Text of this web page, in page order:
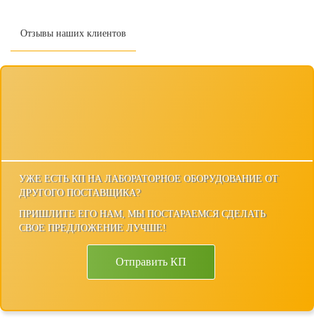
УЖЕ ЕСТЬ КП НА ЛАБОРАТОРНОЕ ОБОРУДОВАНИЕ ОТ
ДРУГОГО ПОСТАВЩИКА?
ПРИШЛИТЕ ЕГО НАМ, МЫ ПОСТАРАЕМСЯ СДЕЛАТЬ
СВОЕ ПРЕДЛОЖЕНИЕ ЛУЧШЕ!
Отправить КП
Отзывы наших клиентов